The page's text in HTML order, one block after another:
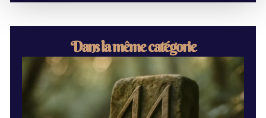
Dans la même catégorie